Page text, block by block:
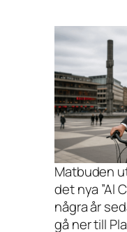
Matbuden
det nya ”Al
några år
gå ner till